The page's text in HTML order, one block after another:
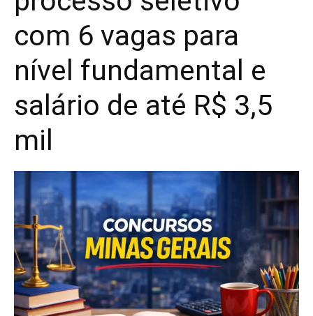
com 6 vagas para
nível fundamental e
salário de até R$ 3,5
mil